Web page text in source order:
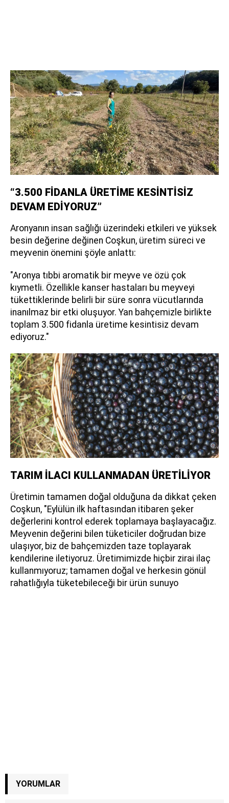
“3.500 FİDANLA ÜRETİME KESİNTİSİZ
DEVAM EDİYORUZ”
Aronyanın insan sağlığı üzerindeki etkileri ve yüksek
besin değerine değinen Coşkun, üretim süreci ve
meyvenin önemini şöyle anlattı:
"Aronya tıbbi aromatik bir meyve ve özü çok
kıymetli. Özellikle kanser hastaları bu meyveyi
tükettiklerinde belirli bir süre sonra vücutlarında
inanılmaz bir etki oluşuyor. Yan bahçemizle birlikte
toplam 3.500 fidanla üretime kesintisiz devam
ediyoruz."
TARIM İLACI KULLANMADAN ÜRETİLİYOR
Üretimin tamamen doğal olduğuna da dikkat çeken
Coşkun, "Eylülün ilk haftasından itibaren şeker
değerlerini kontrol ederek toplamaya başlayacağız.
Meyvenin değerini bilen tüketiciler doğrudan bize
ulaşıyor, biz de bahçemizden taze toplayarak
kendilerine iletiyoruz. Üretimimizde hiçbir zirai ilaç
kullanmıyoruz; tamamen doğal ve herkesin gönül
rahatlığıyla tüketebileceği bir ürün sunuyo
YORUMLAR